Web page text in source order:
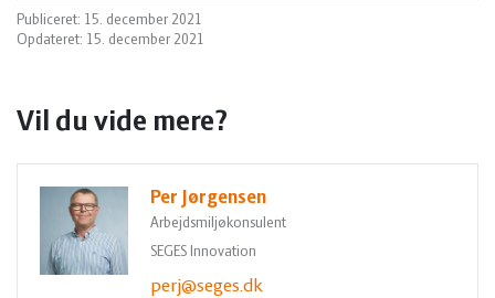
Publiceret: 15. december 2021
Opdateret: 15. december 2021
Vil du vide mere?
Per Jørgensen
Arbejdsmiljøkonsulent
SEGES Innovation
perj@seges.dk